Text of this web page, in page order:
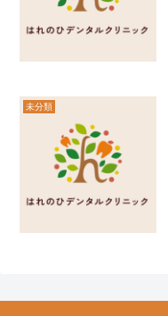
未分類